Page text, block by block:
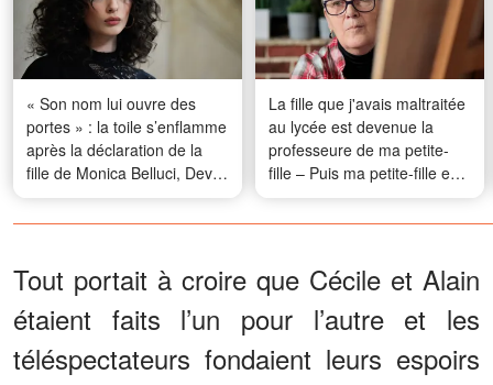
« Son nom lui ouvre des
portes » : la toile s’enflamme
après la déclaration de la
fille de Monica Belluci, Deva
Cassel
La fille que j'avais maltraitée
au lycée est devenue la
professeure de ma petite-
fille – Puis ma petite-fille est
rentrée à la maison avec un
mot qui disait : « Les
se transmet dans la famille »
Tout portait à croire que Cécile et Alain
étaient faits l’un pour l’autre et les
téléspectateurs fondaient leurs espoirs